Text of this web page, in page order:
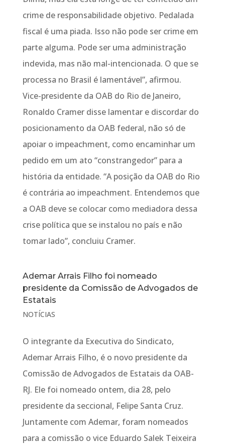
crime de responsabilidade objetivo. Pedalada
fiscal é uma piada. Isso não pode ser crime em
parte alguma. Pode ser uma administração
indevida, mas não mal-intencionada. O que se
processa no Brasil é lamentável”, afirmou.
Vice-presidente da OAB do Rio de Janeiro,
Ronaldo Cramer disse lamentar e discordar do
posicionamento da OAB federal, não só de
apoiar o impeachment, como encaminhar um
pedido em um ato “constrangedor” para a
história da entidade. “A posição da OAB do Rio
é contrária ao impeachment. Entendemos que
a OAB deve se colocar como mediadora dessa
crise política que se instalou no país e não
tomar lado”, concluiu Cramer.
Ademar Arrais Filho foi nomeado
presidente da Comissão de Advogados de
Estatais
NOTÍCIAS
O integrante da Executiva do Sindicato,
Ademar Arrais Filho, é o novo presidente da
Comissão de Advogados de Estatais da OAB-
RJ. Ele foi nomeado ontem, dia 28, pelo
presidente da seccional, Felipe Santa Cruz.
Juntamente com Ademar, foram nomeados
para a comissão o vice Eduardo Salek Teixeira